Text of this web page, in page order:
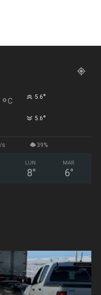
°C 5.6°
5.6°
s 39%
LUN
8°
MAR
6°